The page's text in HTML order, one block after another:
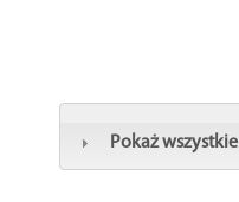
Pokaż wszystkie